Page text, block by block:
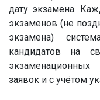
дату экзамена.
экзаменов (не
экзамена)
кандидатов на
заявок и с учётом